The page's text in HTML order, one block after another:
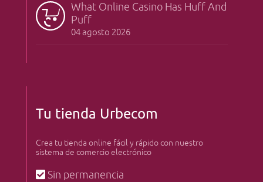
What Online Casino Has Huff And
Puff
04 agosto 2026
Tu tienda Urbecom
Crea tu tienda online fácil y rápido con nuestro
sistema de comercio electrónico
Sin permanencia